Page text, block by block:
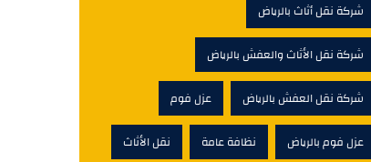
شركة نقل أثاث بالرياض
شركة نقل الأثاث والعفش بالرياض
شركة نقل العفش بالرياض عزل فوم
عزل فوم بالرياض نظافة عامة نقل الأثاث